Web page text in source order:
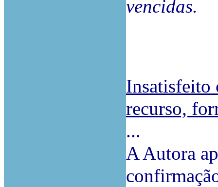
vencidas.
Insatisfeito
recurso,
...
A Autora